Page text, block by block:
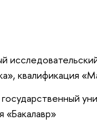
квалификация
государственный
«Бакалавр»